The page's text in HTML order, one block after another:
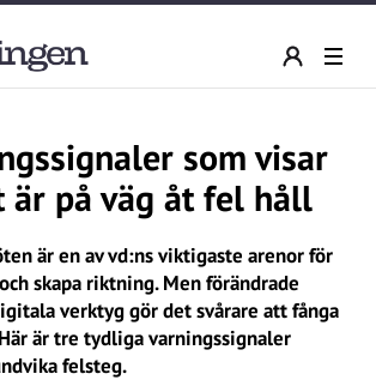
som visar
är på väg åt fel håll
är en av vd:ns viktigaste arenor för
skapa riktning. Men förändrade
verktyg gör det svårare att fånga
är tre tydliga varningssignaler
felsteg.